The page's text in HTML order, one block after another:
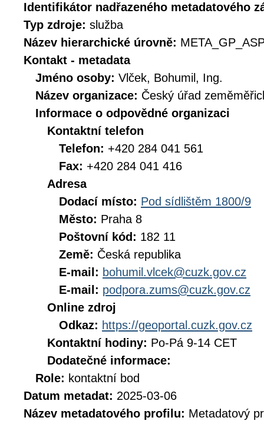
Identifikátor nadřazeného metadatového
Typ zdroje: služba
Název hierarchické úrovně:
Kontakt - metadata
Jméno osoby: Vlček, Bohumil, Ing.
Název organizace: Český úřad
Informace o odpovědné organizaci
Kontaktní telefon
Telefon: +420 284 041 561
Fax: +420 284 041 416
Adresa
Dodací místo: Pod sídlištěm 1800/9
Město: Praha 8
Poštovní kód: 182 11
Země: Česká republika
E-mail: bohumil.vlcek@cuzk.gov.cz
E-mail: podpora.zums@cuzk.gov.cz
Online zdroj
Odkaz: https://geoportal.cuzk.gov.cz
Kontaktní hodiny: Po-Pá 9-14 CET
Dodatečné informace:
Role: kontaktní bod
Datum metadat: 2025-03-06
Název metadatového profilu: Metadatový